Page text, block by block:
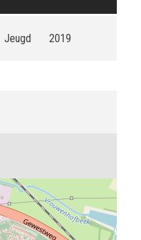
Jeugd 2019